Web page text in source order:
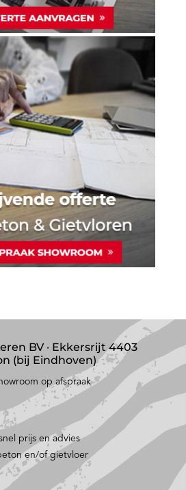
BV · Ekkersrijt 4403
(bij Eindhoven)
op afspraak
prijs en advies
en/of gietvloer